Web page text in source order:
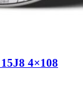
4×108